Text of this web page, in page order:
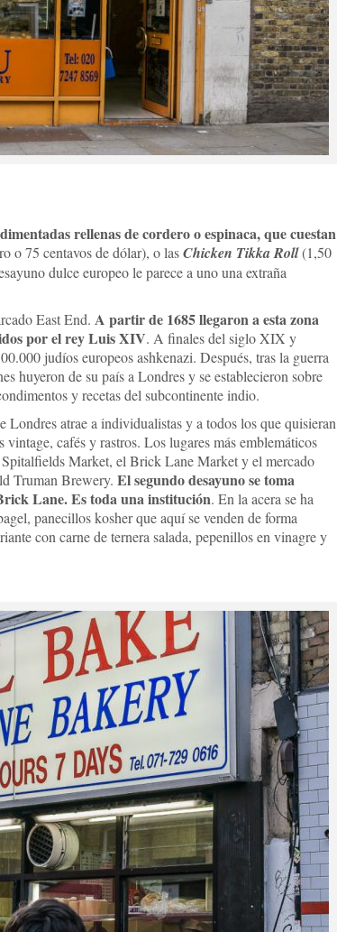
rellenas de cordero o espinaca, que cuestan
o 75 centavos de dólar), o lasChicken Tikka Roll(1,50
dulce europeo le parece a uno una extraña
East End. A partir de 1685 llegaron a esta zona
por el rey Luis XIV. A finales del siglo XIX y
judíos europeos ashkenazi. Después, tras la guerra
huyeron de su país a Londres y se establecieron sobre
y recetas del subcontinente indio.
Londres atrae a individualistas y a todos los que quisieran
cafés y rastros. Los lugares más emblemáticos
Market, el Brick Lane Market y el mercado
Truman Brewery. El segundo desayuno se toma
Lane. Es toda una institución. En la acera se ha
panecillos kosher que aquí se venden de forma
con carne de ternera salada, pepenillos en vinagre y